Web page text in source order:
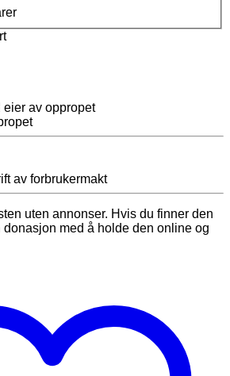
eier av oppropet
av forbrukermakt
uten annonser. Hvis du finner den
med å holde den online og